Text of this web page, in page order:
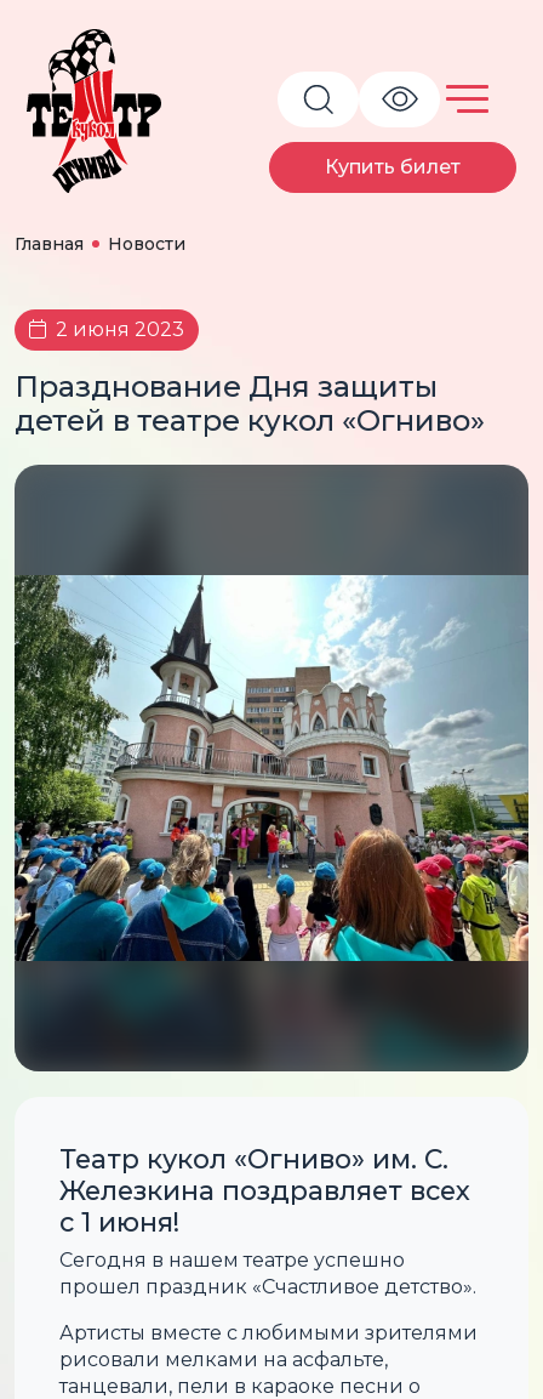
Купить билет
Главная Новости
2 июня 2023
Празднование Дня защиты
детей в театре кукол «Огниво»
Театр кукол «Огниво» им. С.
Железкина поздравляет всех
с 1 июня!
Сегодня в нашем театре успешно
прошел праздник «Счастливое детство».
Артисты вместе с любимыми зрителями
рисовали мелками на асфальте,
танцевали, пели в караоке песни о